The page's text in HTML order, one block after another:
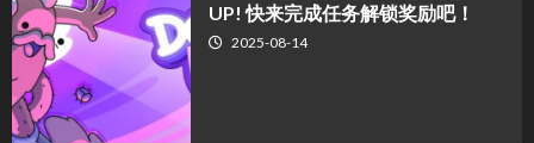
UP! 快来完成任务解锁奖励吧！
2025-08-14